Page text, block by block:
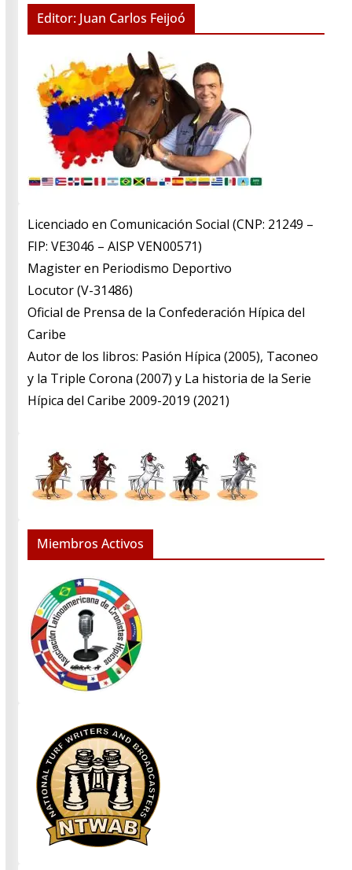
Editor: Juan Carlos Feijoó
Licenciado en Comunicación Social (CNP: 21249 –
FIP: VE3046 – AISP VEN00571)
​Magister en Periodismo Deportivo
​Locutor (V-31486)
​Oficial de Prensa de la Confederación Hípica del
Caribe
​Autor de los libros: Pasión Hípica (2005), Taconeo
y la Triple Corona (2007) y La historia de la Serie
Hípica del Caribe 2009-2019 (2021)
Miembros Activos